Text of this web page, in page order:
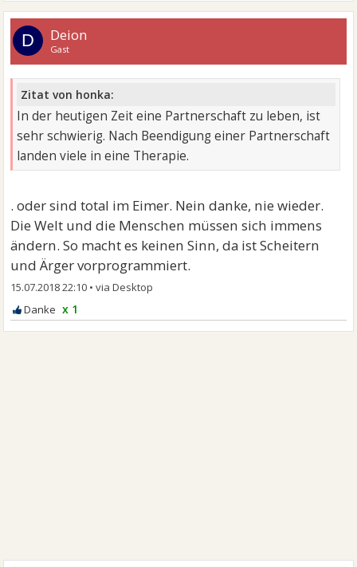
D Deion
Gast
Zitat von honka:
In der heutigen Zeit eine Partnerschaft zu leben, ist
sehr schwierig. Nach Beendigung einer Partnerschaft
landen viele in eine Therapie.
. oder sind total im Eimer. Nein danke, nie wieder.
Die Welt und die Menschen müssen sich immens
ändern. So macht es keinen Sinn, da ist Scheitern
und Ärger vorprogrammiert.
15.07.2018 22:10 •
x 1